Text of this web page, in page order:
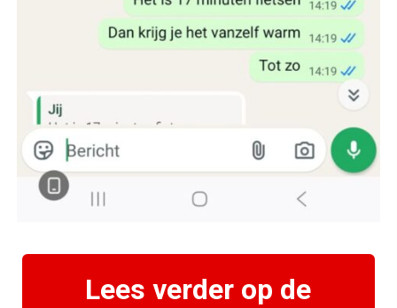
Lees verder op de